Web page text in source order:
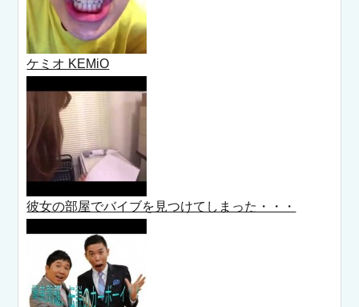
ケミオ KEMiO
彼女の部屋でバイブを見つけてしまった・・・